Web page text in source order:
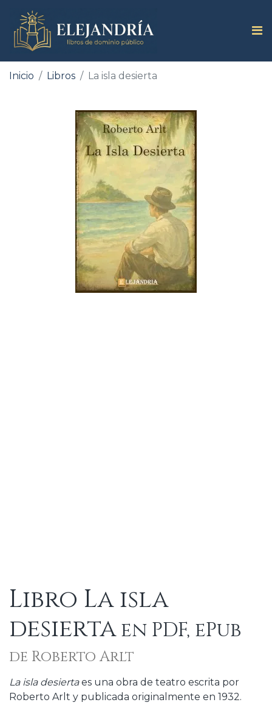
Inicio Libros La isla desierta
Libro La isla
desiertaen PDF, ePub
de Roberto Arlt
La isla desiertaes una obra de teatro escrita por
Roberto Arlt y publicada originalmente en 1932.